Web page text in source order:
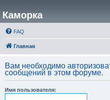
Каморка
FAQ
Главная
Вам необходимо
сообщений в этом форуме.
Имя пользователя: